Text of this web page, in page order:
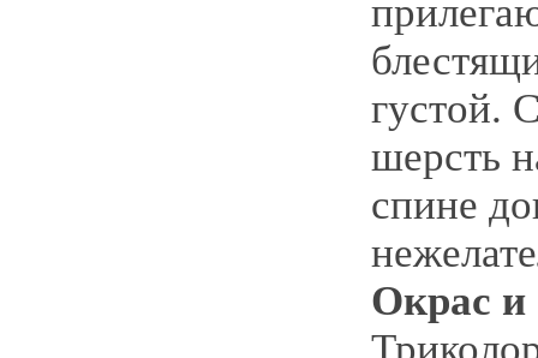
густой.
шерсть
спине
Окрас